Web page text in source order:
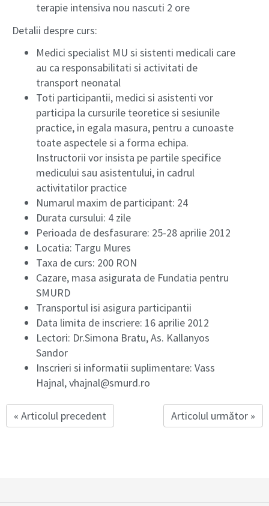
terapie intensiva nou nascuti 2 ore
Detalii despre curs:
Medici specialist MU si sistenti medicali care
au ca responsabilitati si activitati de
transport neonatal
Toti participantii, medici si asistenti vor
participa la cursurile teoretice si sesiunile
practice, in egala masura, pentru a cunoaste
toate aspectele si a forma echipa.
Instructorii vor insista pe partile specifice
medicului sau asistentului, in cadrul
activitatilor practice
Numarul maxim de participant: 24
Durata cursului: 4 zile
Perioada de desfasurare: 25-28 aprilie 2012
Locatia: Targu Mures
Taxa de curs: 200 RON
Cazare, masa asigurata de Fundatia pentru
SMURD
Transportul isi asigura participantii
Data limita de inscriere: 16 aprilie 2012
Lectori: Dr.Simona Bratu, As. Kallanyos
Sandor
Inscrieri si informatii suplimentare: Vass
Hajnal, vhajnal@smurd.ro
« Articolul precedent Articolul următor »